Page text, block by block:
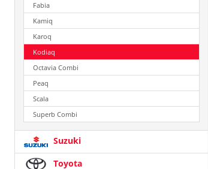
Fabia
Kamiq
Karoq
Kodiaq
Octavia Combi
Peaq
Scala
Superb Combi
Suzuki
Toyota